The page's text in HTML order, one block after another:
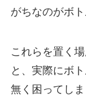
がちなのがボ
これらを置く
と、実際にボ
無く困ってし